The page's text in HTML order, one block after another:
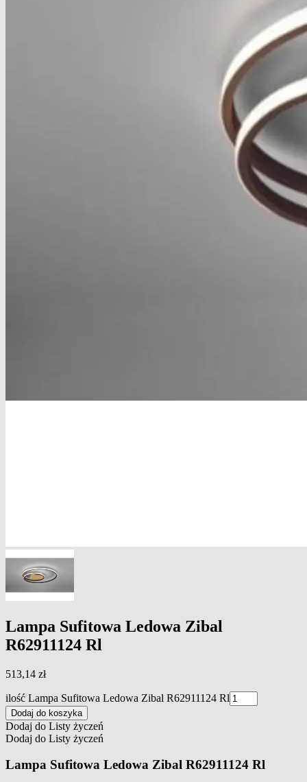
Lampa Sufitowa Ledowa Zibal
R62911124 Rl
513,14 zł
ilość Lampa Sufitowa Ledowa Zibal R62911124 Rl
Dodaj do koszyka
Dodaj do Listy życzeń
Dodaj do Listy życzeń
Lampa Sufitowa Ledowa Zibal R62911124 Rl